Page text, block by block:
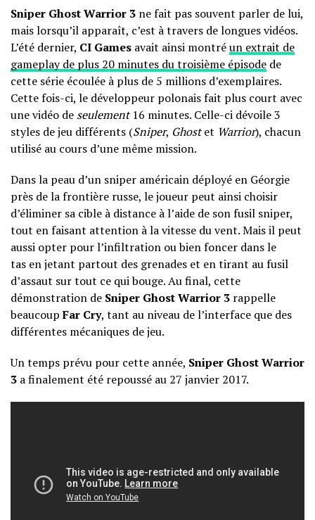
Sniper Ghost Warrior 3 ne fait pas souvent parler de lui,
mais lorsqu’il apparaît, c’est à travers de longues vidéos.
L’été dernier, CI Games avait ainsi montréun extrait de
gameplay de plus 20 minutes du troisième épisode de
cette série écoulée à plus de 5 millions d’exemplaires.
Cette fois-ci, le développeur polonais fait plus court avec
une vidéo de seulement16 minutes. Celle-ci dévoile 3
styles de jeu différents (Sniper, Ghostet Warrior), chacun
utilisé au cours d’une même mission.
Dans la peau d’un sniper américain déployé en Géorgie
près de la frontière russe, le joueur peut ainsi choisir
d’éliminer sa cible à distance à l’aide de son fusil sniper,
tout en faisant attention à la vitesse du vent. Mais il peut
aussi opter pour l’infiltration ou bien foncer dans le
tas en jetant partout des grenades et en tirant au fusil
d’assaut sur tout ce qui bouge. Au final, cette
démonstration de Sniper Ghost Warrior 3 rappelle
beaucoupFar Cry, tant au niveau de l’interface que des
différentes mécaniques de jeu.
Un temps prévu pour cette année, Sniper Ghost Warrior
3 a finalement été repoussé au 27 janvier 2017.